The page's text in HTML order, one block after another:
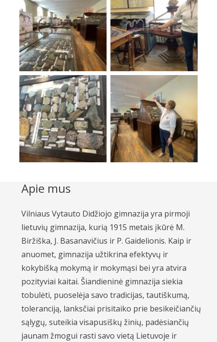
Apie mus
Vilniaus Vytauto Didžiojo gimnazija yra pirmoji
lietuvių gimnazija, kurią 1915 metais įkūrė M.
Biržiška, J. Basanavičius ir P. Gaidelionis. Kaip ir
anuomet, gimnazija užtikrina efektyvų ir
kokybišką mokymą ir mokymąsi bei yra atvira
pozityviai kaitai. Šiandieninė gimnazija siekia
tobulėti, puoselėja savo tradicijas, tautiškumą,
toleranciją, lanksčiai prisitaiko prie besikeičiančių
sąlygų, suteikia visapusiškų žinių, padėsiančių
jaunam žmogui rasti savo vietą Lietuvoje ir